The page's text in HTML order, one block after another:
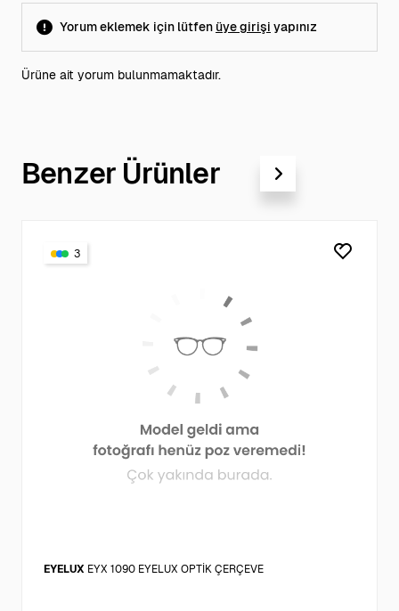
Yorum eklemek için lütfen üye girişi yapınız
Ürüne ait yorum bulunmamaktadır.
Benzer Ürünler
3
EYELUX EYX 1090 EYELUX OPTİK ÇERÇEVE